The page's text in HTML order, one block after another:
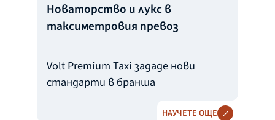
Новаторство и лукс в
таксиметровия превоз
Volt Premium Taxi зададе нови
стандарти в бранша
НАУЧЕТЕ ОЩЕ